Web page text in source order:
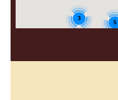
5
3